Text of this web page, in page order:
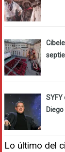
SYFY
Lo último del